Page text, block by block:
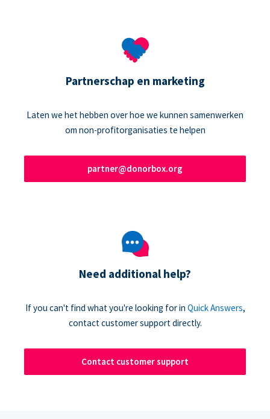
Partnerschap en marketing
Laten we het hebben over hoe we kunnen samenwerken
om non-profitorganisaties te helpen
partner@donorbox.org
Need additional help?
If you can't find what you're looking for in Quick Answers,
contact customer support directly.
Contact customer support